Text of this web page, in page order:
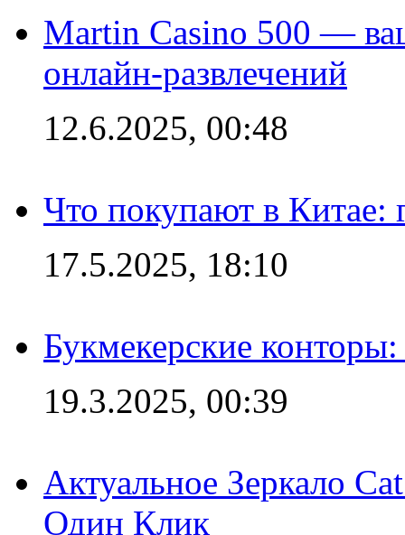
Martin Casino 500 —
онлайн-развлечений
12.6.2025, 00:48
Что покупают в Китае:
17.5.2025, 18:10
Букмекерские
19.3.2025, 00:39
Актуальное Зеркало
Один Клик